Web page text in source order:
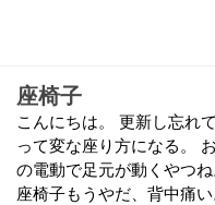
座椅子
こんにちは。 更新し忘れ
って変な座り方になる。
の電動で足元が動くやつ
座椅子もうやだ、背中痛い